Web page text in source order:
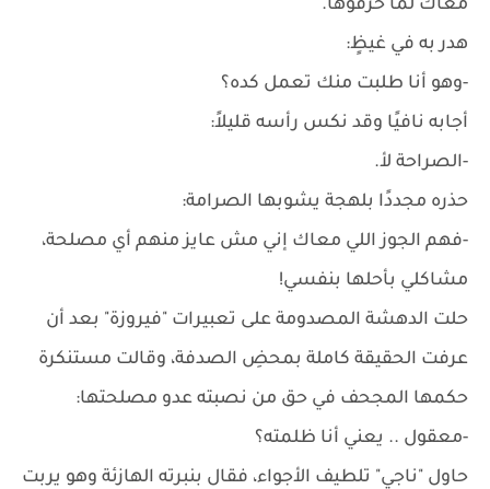
معاك لما حرقوها.
هدر به في غيظٍ:
-وهو أنا طلبت منك تعمل كده؟
أجابه نافيًا وقد نكس رأسه قليلاً:
-الصراحة لأ.
حذره مجددًا بلهجة يشوبها الصرامة:
-فهم الجوز اللي معاك إني مش عايز منهم أي مصلحة،
مشاكلي بأحلها بنفسي!
حلت الدهشة المصدومة على تعبيرات "فيروزة" بعد أن
عرفت الحقيقة كاملة بمحضِ الصدفة، وقالت مستنكرة
حكمها المجحف في حق من نصبته عدو مصلحتها:
-معقول .. يعني أنا ظلمته؟
حاول "ناجي" تلطيف الأجواء، فقال بنبرته الهازئة وهو يربت